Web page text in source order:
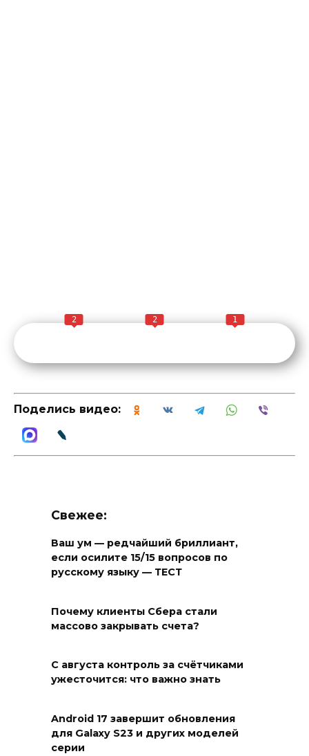
2 2 1
Поделись видео:
Свежее:
Ваш ум — редчайший бриллиант,
если осилите 15/15 вопросов по
русскому языку — ТЕСТ
Почему клиенты Сбера стали
массово закрывать счета?
С августа контроль за счётчиками
ужесточится: что важно знать
Android 17 завершит обновления
для Galaxy S23 и других моделей
серии